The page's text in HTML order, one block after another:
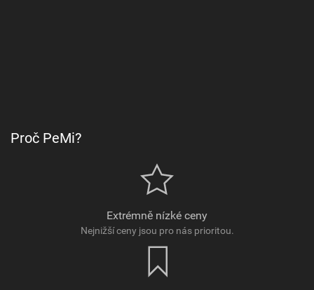
Proč PeMi?
Extrémně nízké ceny
Nejnižší ceny jsou pro nás prioritou.